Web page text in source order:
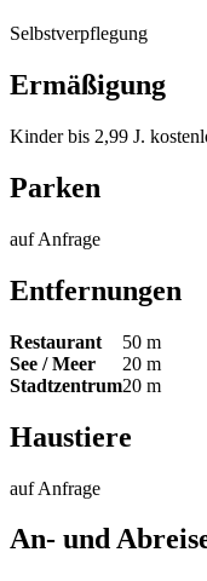
Selbstverpflegung
Ermäßigung
Kinder bis 2,99 J.
Parken
auf Anfrage
Entfernungen
Restaurant
50 m
See / Meer
20 m
Stadtzentrum20 m
Haustiere
auf Anfrage
An- und